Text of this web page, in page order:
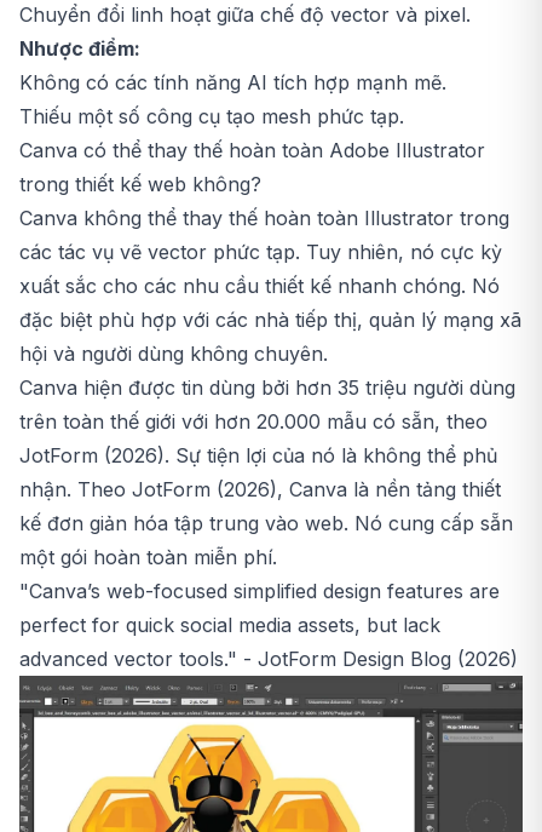
Chuyển đổi linh hoạt giữa chế độ vector và pixel.
Nhược điểm:
Không có các tính năng AI tích hợp mạnh mẽ.
Thiếu một số công cụ tạo mesh phức tạp.
Canva có thể thay thế hoàn toàn Adobe Illustrator
trong thiết kế web không?
Canva không thể thay thế hoàn toàn Illustrator trong
các tác vụ vẽ vector phức tạp. Tuy nhiên, nó cực kỳ
xuất sắc cho các nhu cầu thiết kế nhanh chóng. Nó
đặc biệt phù hợp với các nhà tiếp thị, quản lý mạng xã
hội và người dùng không chuyên.
Canva hiện được tin dùng bởi hơn 35 triệu người dùng
trên toàn thế giới với hơn 20.000 mẫu có sẵn, theo
JotForm (2026). Sự tiện lợi của nó là không thể phủ
nhận. Theo JotForm (2026), Canva là nền tảng thiết
kế đơn giản hóa tập trung vào web. Nó cung cấp sẵn
một gói hoàn toàn miễn phí.
"Canva’s web-focused simplified design features are
perfect for quick social media assets, but lack
advanced vector tools." - JotForm Design Blog (2026)